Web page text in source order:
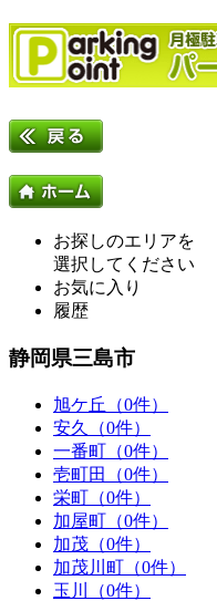
お探しのエリアを
選択してください
お気に入り
履歴
静岡県三島市
旭ケ丘（0件）
安久（0件）
一番町（0件）
壱町田（0件）
栄町（0件）
加屋町（0件）
加茂（0件）
加茂川町（0件）
玉川（0件）